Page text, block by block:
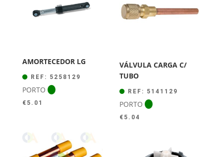
AMORTECEDOR LG
REF: 5258129
PORTO
€ 5.01
VÁLVULA CARGA C/
TUBO
REF: 5141129
PORTO
€ 5.04